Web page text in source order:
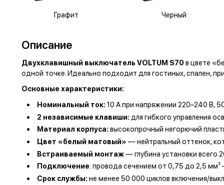
Графит Черный
Описание
Двухклавишный выключатель VOLTUM S70 в цвете
одной точке. Идеально подходит для гостиных, спален,
Основные характеристики:
Номинальный ток: 10 А при напряжении 220–240 В,
2 независимые клавиши: для гибкого управления
Материал корпуса: высокопрочный негорючий
Цвет «белый матовый» — нейтральный оттенок,
Встраиваемый монтаж— глубина установки
Подключение: провода сечением от 0,75 до 2,5
Срок службы: не менее 50 000 циклов включения/